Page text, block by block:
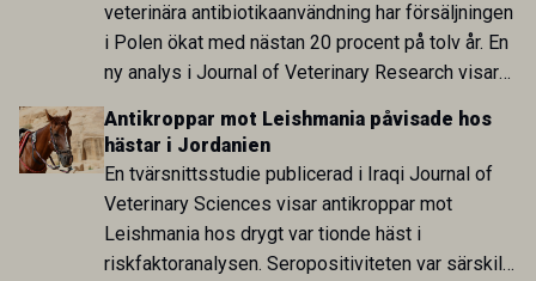
veterinära antibiotikaanvändning har försäljningen
i Polen ökat med nästan 20 procent på tolv år. En
ny analys i Journal of Veterinary Research visar
att skillnaden mot lågförbrukarländer som
Sverige är fortsatt stor.
Antikroppar mot Leishmania påvisade hos
hästar i Jordanien
En tvärsnittsstudie publicerad i Iraqi Journal of
Veterinary Sciences visar antikroppar mot
Leishmania hos drygt var tionde häst i
riskfaktoranalysen. Seropositiviteten var särskilt